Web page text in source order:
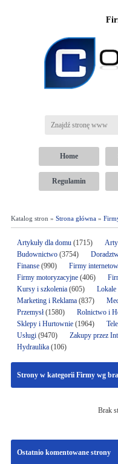
Home
Regulamin
Katalog stron » Strona główna»
Artykuły dla domu(1715)
Budownictwo(3754)
Finanse(990) Firmy
Firmy motoryzacyjne(406)
Kursy i szkolenia(605) Lokale
Marketing i Reklama(837)
Przemysł(1580) Rolnictwo i
Sklepy i Hurtownie(1964)
Usługi(9470) Zakupy przez
Hydraulika(106)
Strony w kategorii Firmy wg
Brak
Ostatnio komentowane strony